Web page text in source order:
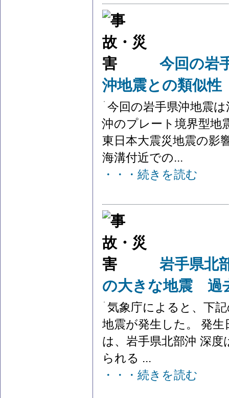
今回の岩
沖地震との類似
今回の岩手県沖地震
沖のプレート境界型地
東日本大震災地震の影
海溝付近での...
・・・続きを読む
岩手県北
の大きな地震 過
気象庁によると、下
地震が発生した。 発
は、岩手県北部沖 深
られる ...
・・・続きを読む